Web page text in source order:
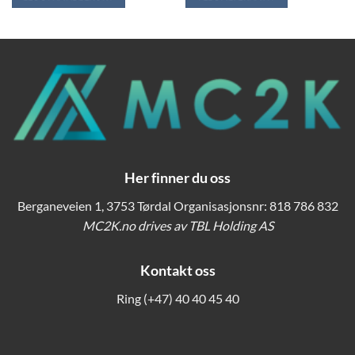
varianter.
Alternativene
kan
velges
Her finner du oss
Berganeveien 1, 3753 Tørdal Organisasjonsnr: 818 786 832
MC2K.no drives av TBL Holding AS
Kontakt oss
Ring (+47) 40 40 45 40